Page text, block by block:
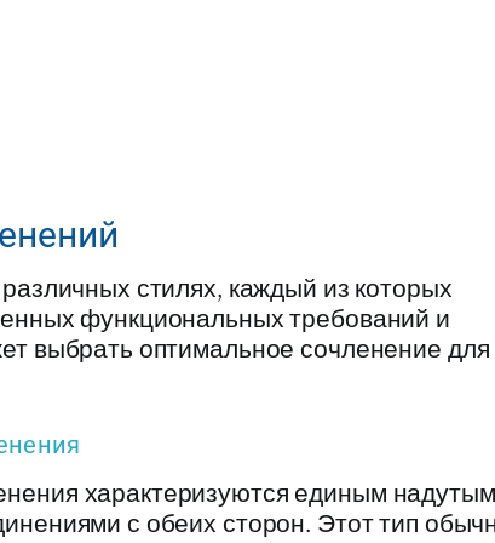
стилях, каждый из которых
функциональных требований и
выбрать оптимальное сочленение для
характеризуются единым надутым
с обеих сторон. Этот тип